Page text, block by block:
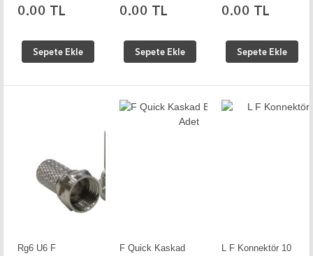
0.00 TL
Sepete Ekle
0.00 TL
Sepete Ekle
0.00 TL
Sepete Ekle
Rg6 U6 F
F Quick Kaskad
L F Konnektör 10